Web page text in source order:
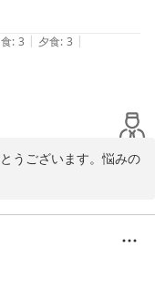
なりたいと思います。
様もいらっしゃると伺
などの設備が持てない
思い、ご用意させて頂
。。
しているこちらまでと
にご利用頂きまして、
用をお待ちしておりま
のお客さんに対する気持
見えになるのが気になり
のお客さんが開けないか
: 3 | 夕食: 3 |
うございます。悩みの
ンは多くのお客様にご
くことになり、大変ご
繕を行い、無事に完了